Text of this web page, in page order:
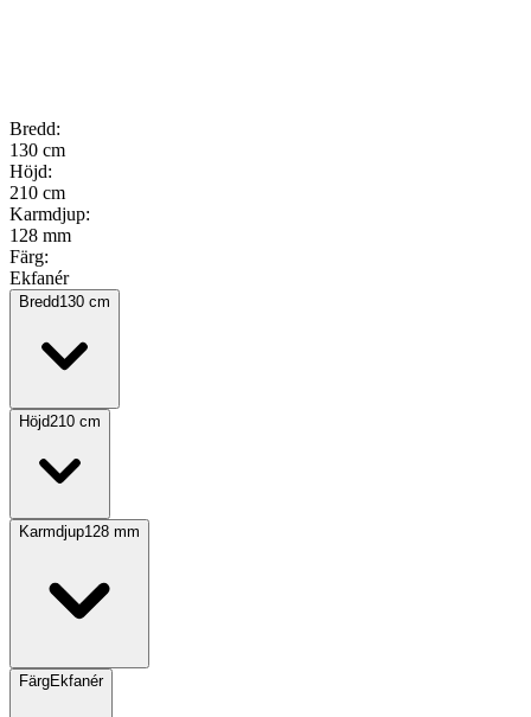
Bredd:
130 cm
Höjd:
210 cm
Karmdjup:
128 mm
Färg:
Ekfanér
Bredd130 cm
Höjd210 cm
Karmdjup128 mm
FärgEkfanér